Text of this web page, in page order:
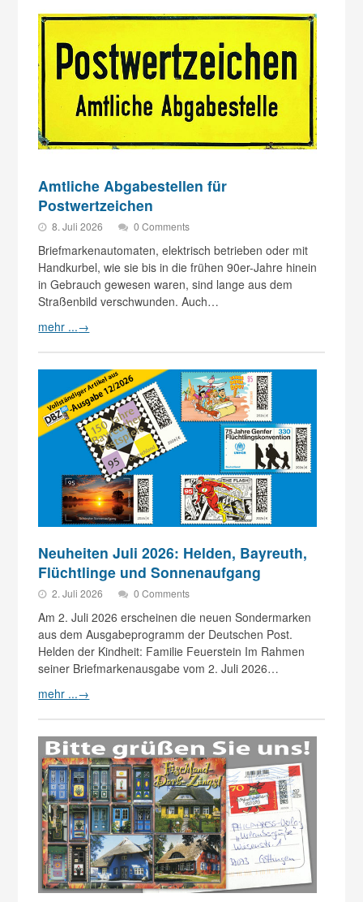
Amtliche Abgabestellen für
Postwertzeichen
8. Juli 2026 0 Comments
Briefmarkenautomaten, elektrisch betrieben oder mit
Handkurbel, wie sie bis in die frühen 90er-Jahre hinein
in Gebrauch gewesen waren, sind lange aus dem
Straßenbild verschwunden. Auch…
mehr ...→
Neuheiten Juli 2026: Helden, Bayreuth,
Flüchtlinge und Sonnenaufgang
2. Juli 2026 0 Comments
Am 2. Juli 2026 erscheinen die neuen Sondermarken
aus dem Ausgabeprogramm der Deutschen Post.
Helden der Kindheit: Familie Feuerstein Im Rahmen
seiner Briefmarkenausgabe vom 2. Juli 2026…
mehr ...→